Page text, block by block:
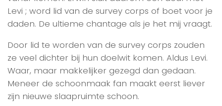
Levi ; word lid van de survey corps of boet voor je
daden. De ultieme chantage als je het mij vraagt.
Door lid te worden van de survey corps zouden
ze veel dichter bij hun doelwit komen. Aldus Levi.
Waar, maar makkelijker gezegd dan gedaan.
Meneer de schoonmaak fan maakt eerst liever
zijn nieuwe slaapruimte schoon.